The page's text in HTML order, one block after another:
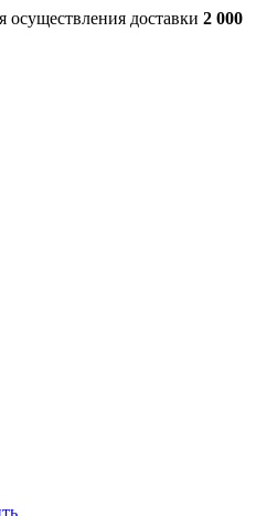
осуществления доставки 2 000